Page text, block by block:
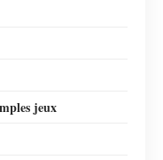
jeux